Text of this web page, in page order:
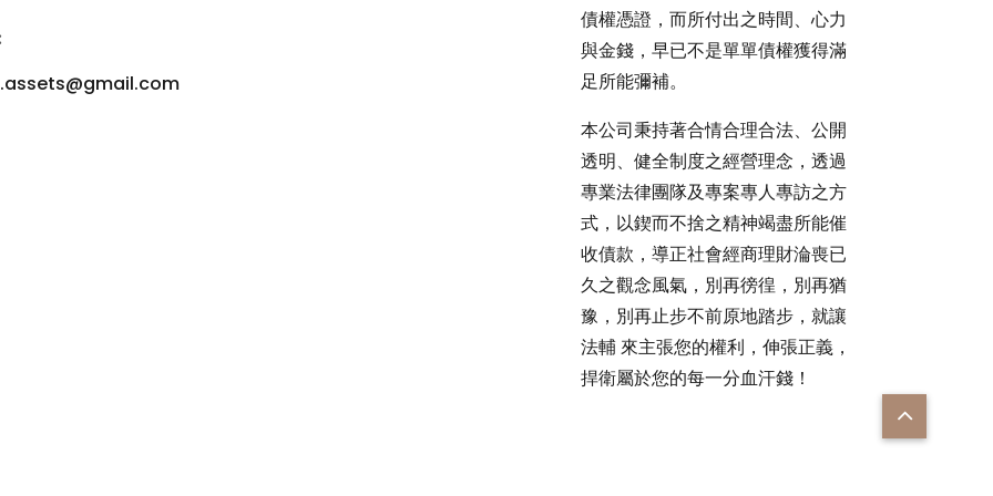
債權憑證，而所付出之時間、心力
與金錢，早已不是單單債權獲得滿
足所能彌補。
本公司秉持著合情合理合法、公開
透明、健全制度之經營理念，透過
專業法律團隊及專案專人專訪之方
式，以鍥而不捨之精神竭盡所能催
收債款，導正社會經商理財淪喪已
久之觀念風氣，別再徬徨，別再猶
豫，別再止步不前原地踏步，就讓
法輔 來主張您的權利，伸張正義，
捍衛屬於您的每一分血汗錢！